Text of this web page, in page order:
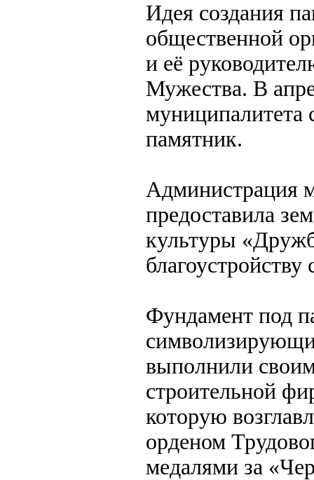
Идея создания
общественной
и её
Мужества. В
муниципалитета
памятник.
Администрация
предоставила
культуры
благоустройству
Фундамент под
выполнили
строительной
которую
орденом
медалями за